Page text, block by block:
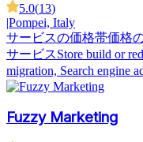
5.0(13)
|Pompei, Italy
サービスの価格帯価格
サービスStore build or
migration, Search engine
Fuzzy Marketing